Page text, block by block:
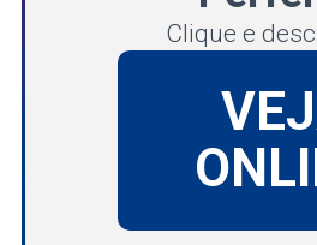
Clique e